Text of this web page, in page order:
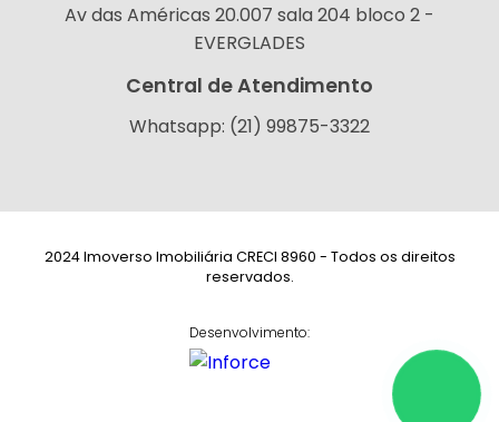
Av das Américas 20.007 sala 204 bloco 2 -
EVERGLADES
Central de Atendimento
Whatsapp: (21) 99875-3322
2024 Imoverso Imobiliária CRECI 8960 - Todos os direitos
reservados.
Desenvolvimento: